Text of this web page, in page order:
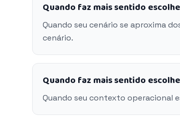
Quando faz mais sentido
Quando seu cenário se aproxima
cenário.
Quando faz mais sentido
Quando seu contexto operacional